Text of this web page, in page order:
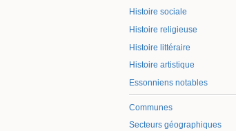
Histoire sociale
Histoire religieuse
Histoire littéraire
Histoire artistique
Essonniens notables
Communes
Secteurs géographiques